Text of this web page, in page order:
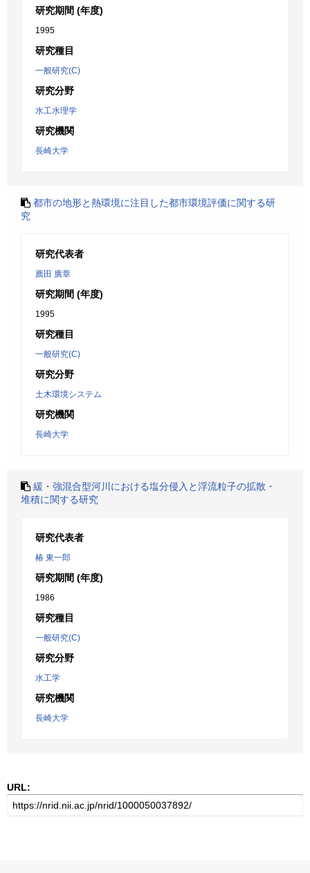
研究期間 (年度)
1995
研究種目
一般研究(C)
研究分野
水工水理学
研究機関
長崎大学
都市の地形と熱環境に注目した都市環境評価に関する研
究
研究代表者
薦田 廣章
研究期間 (年度)
1995
研究種目
一般研究(C)
研究分野
土木環境システム
研究機関
長崎大学
緩・強混合型河川における塩分侵入と浮流粒子の拡散・
堆積に関する研究
研究代表者
椿 東一郎
研究期間 (年度)
1986
研究種目
一般研究(C)
研究分野
水工学
研究機関
長崎大学
URL: